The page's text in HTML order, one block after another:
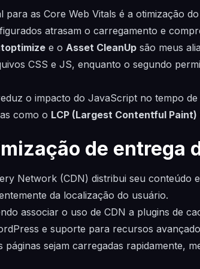
as Core Web Vitals é a otimização
atrasam o carregamento e
e o Asset CleanUp são meus
CSS e JS, enquanto o segundo
o impacto do JavaScript no tempo
como o LCP (Largest Contentful Paint)
de entrega
Network (CDN) distribui seu conteúdo
da localização do usuário.
associar o uso de CDN a plugins de
e suporte para recursos
páginas sejam carregadas rapidamente,